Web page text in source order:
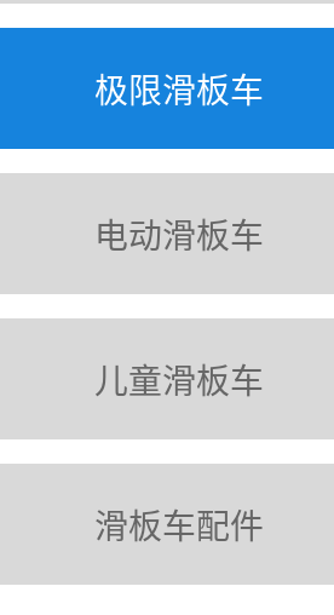
极限滑板车
电动滑板车
儿童滑板车
滑板车配件